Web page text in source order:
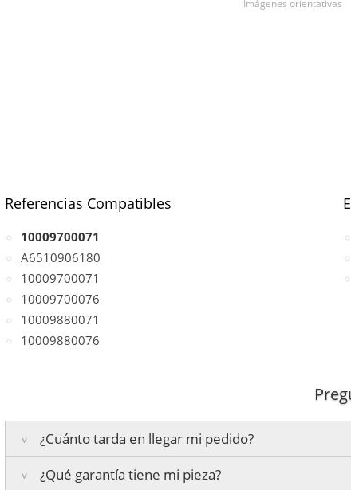
Imágenes orientativas
Referencias Compatibles
10009700071
A6510906180
10009700071
10009700076
10009880071
10009880076
¿Cuánto tarda en llegar mi pedido?
Península:Entregamos en un plazo estimado de
¿Qué garantía tiene mi pieza?